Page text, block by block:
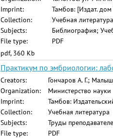
Imprint:
Тамбов: [Издат.
Collection:
Учебная литература
Subjects:
Библиография;
File type:
PDF
pdf, 360 Kb
Практикум по эмбриологии:
Creators:
Гончаров А. Г.;
Organization:
Министерство
Imprint:
Тамбов:
Collection:
Учебная литература
Subjects:
Труды
File type:
PDF